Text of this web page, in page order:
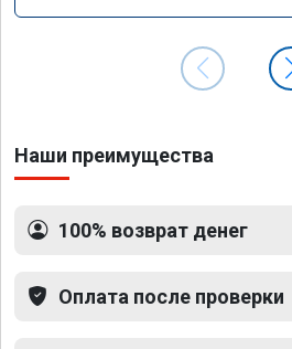
Наши преимущества
100% возврат денег
Оплата после проверки